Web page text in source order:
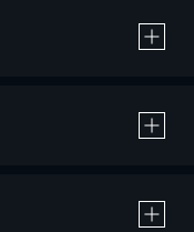
作品の購入 / レンタルです。